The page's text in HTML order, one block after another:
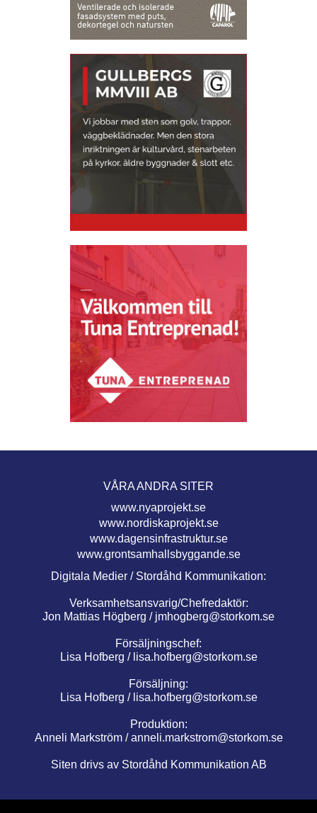
VÅRA ANDRA SITER
www.nyaprojekt.se
www.nordiskaprojekt.se
www.dagensinfrastruktur.se
www.grontsamhallsbyggande.se
Digitala Medier / Stordåhd Kommunikation:
Verksamhetsansvarig/Chefredaktör:
Jon Mattias Högberg / jmhogberg@storkom.se
Försäljningschef:
Lisa Hofberg / lisa.hofberg@storkom.se
Försäljning:
Lisa Hofberg / lisa.hofberg@storkom.se
Produktion:
Anneli Markström /anneli.markstrom@storkom.se
Siten drivs av Stordåhd Kommunikation AB